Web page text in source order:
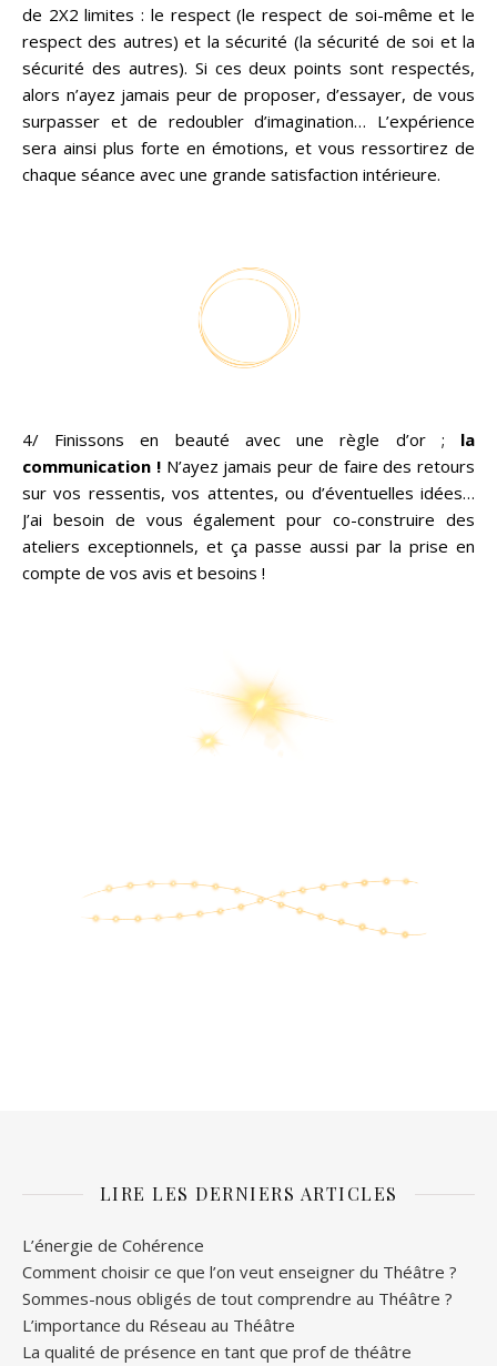
de 2X2 limites : le respect (le respect de soi-même et le
respect des autres) et la sécurité (la sécurité de soi et la
sécurité des autres). Si ces deux points sont respectés,
alors n’ayez jamais peur de proposer, d’essayer, de vous
surpasser et de redoubler d’imagination… L’expérience
sera ainsi plus forte en émotions, et vous ressortirez de
chaque séance avec une grande satisfaction intérieure.
4/ Finissons en beauté avecune règle d’or ; la
communication !N’ayez jamais peur de faire des retours
sur vos ressentis, vos attentes, ou d’éventuelles idées…
J’ai besoin de vous également pour co-construire des
ateliers exceptionnels, et ça passe aussi par la prise en
compte de vos avis et besoins !
LIRE LES DERNIERS ARTICLES
L’énergie de Cohérence
Comment choisir ce que l’on veut enseigner du Théâtre ?
Sommes-nous obligés de tout comprendre au Théâtre ?
L’importance du Réseau au Théâtre
La qualité de présence en tant que prof de théâtre